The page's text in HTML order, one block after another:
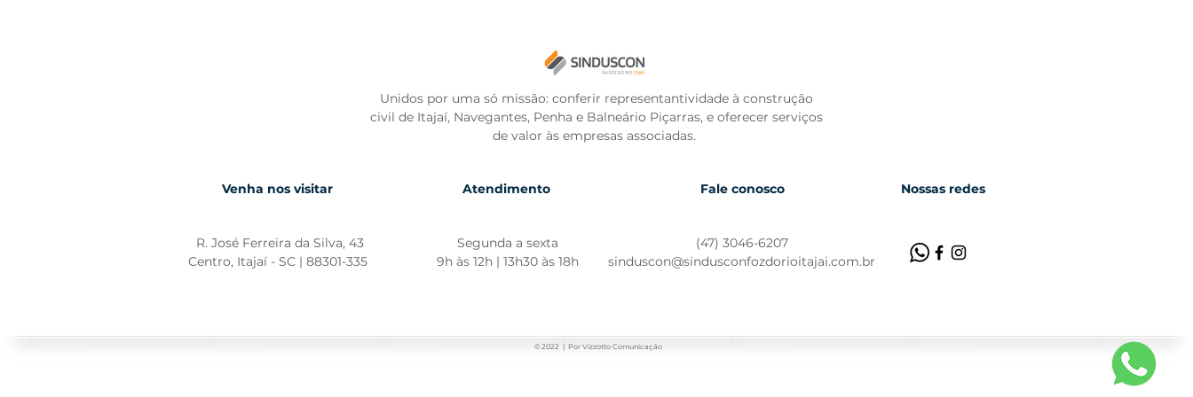
Unidos por uma só missão: conferir representantividade à construção
civil de Itajaí, Navegantes, Penha e Balneário Piçarras, e oferecer serviços
de valor às empresas associadas.
Venha nos visitar Atendimento Fale conosco Nossas redes
R. José Ferreira da Silva, 43
Centro, Itajaí - SC | 88301-335
Segunda a sexta
9h às 12h | 13h30 às 18h
(47) 3046-6207
sinduscon@sindusconfozdorioitajai.com.br
© 2022 | Por Vizzotto Comunicação